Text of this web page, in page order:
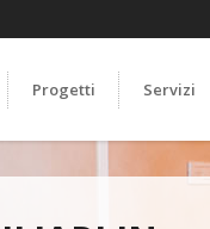
Progetti Servizi